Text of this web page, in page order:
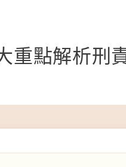
重點解析刑